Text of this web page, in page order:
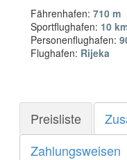
Fährenhafen: 710 m
Sportflughafen: 10
Personenflughafen:
Flughafen: Rijeka
Preisliste
Zahlungsweisen